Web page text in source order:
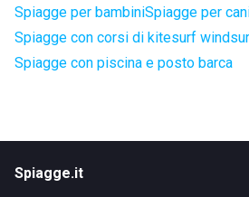
Spiagge per bambiniSpiagge per
Spiagge con corsi di kitesurf
Spiagge con piscina e posto barca
Spiagge.it